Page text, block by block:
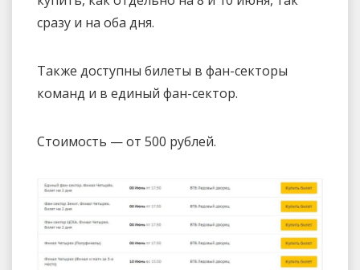
сразу и на оба дня.
Также доступны билеты в фан-секторы
команд и в единый фан-сектор.
Стоимость — от 500 рублей.